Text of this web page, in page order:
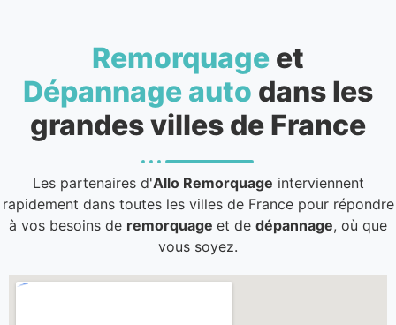
Remorquage et
Dépannage auto dans les
grandes villes de France
Les partenaires d'Allo Remorquage interviennent
rapidement dans toutes les villes de France pour répondre
à vos besoins de remorquage et de dépannage, où que
vous soyez.